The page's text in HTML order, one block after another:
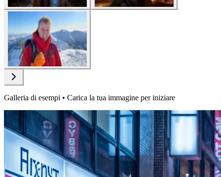
Galleria di esempi • Carica la tua immagine per iniziare